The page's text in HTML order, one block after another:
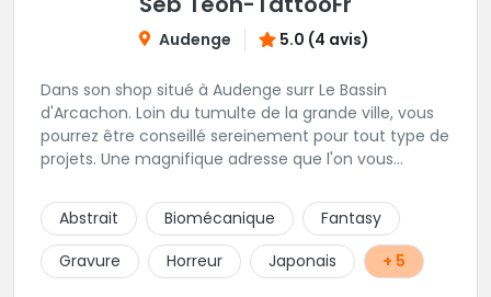
Audenge 5.0 (4 avis)
Dans son shop situé à Audenge surr Le Bassin
d'Arcachon. Loin du tumulte de la grande ville, vous
pourrez être conseillé sereinement pour tout type de
projets. Une magnifique adresse que l'on vous
et passages au shop sur rendez-vous également.
Abstrait Biomécanique
Fantasy
Gravure
Horreur Japonais + 5